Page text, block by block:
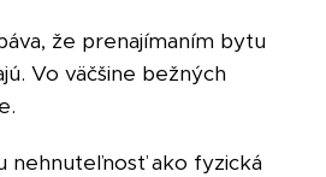
že prenajímaním bytu
Vo väčšine bežných
nehnuteľnosť ako fyzická